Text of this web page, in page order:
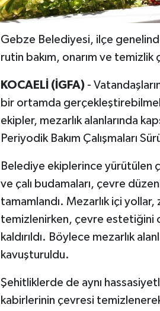
Gebze Belediyesi, ilçe
rutin bakım, onarım ve temizlik
KOCAELİ (İGFA) -
bir ortamda
ekipler, mezarlık alanlarında
Periyodik Bakım Çalışmaları
Belediye ekiplerince yürütülen
ve çalı budamaları, çevre
tamamlandı. Mezarlık içi yollar,
temizlenirken, çevre estetiğini
kaldırıldı. Böylece mezarlık
kavuşturuldu.
Şehitliklerde de aynı
kabirlerinin çevresi